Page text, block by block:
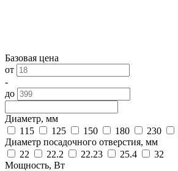
Базовая цена
от
-
до
Диаметр, мм
115
125 150 180 230
Диаметр посадочного отверстия, мм
22
22.2 22.23 25.4
32
Мощность, Вт